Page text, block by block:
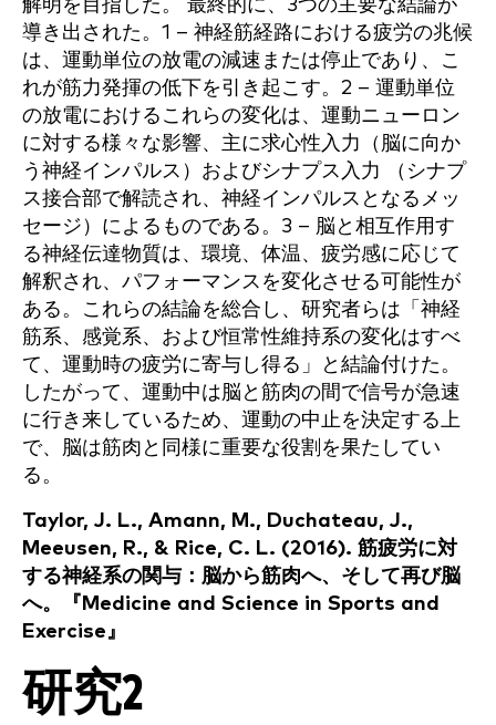
解明を目指した。 最終的に、3つの主要な結論が
導き出された。1 – 神経筋経路における疲労の兆候
は、運動単位の放電の減速または停止であり、こ
れが筋力発揮の低下を引き起こす。2 – 運動単位
の放電におけるこれらの変化は、運動ニューロン
に対する様々な影響、主に求心性入力（脳に向か
う神経インパルス）およびシナプス入力 （シナプ
ス接合部で解読され、神経インパルスとなるメッ
セージ）によるものである。3 – 脳と相互作用す
る神経伝達物質は、環境、体温、疲労感に応じて
解釈され、パフォーマンスを変化させる可能性が
ある。これらの結論を総合し、研究者らは「神経
筋系、感覚系、および恒常性維持系の変化はすべ
て、運動時の疲労に寄与し得る」と結論付けた。
したがって、運動中は脳と筋肉の間で信号が急速
に行き来しているため、運動の中止を決定する上
で、脳は筋肉と同様に重要な役割を果たしてい
る。
Taylor, J. L., Amann, M., Duchateau, J.,
Meeusen, R., & Rice, C. L. (2016). 筋疲労に対
する神経系の関与：脳から筋肉へ、そして再び脳
へ。『Medicine and Science in Sports and
Exercise』
研究2